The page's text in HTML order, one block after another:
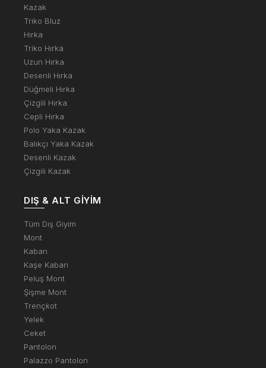
Kazak
Triko Bluz
Hırka
Triko Hırka
Uzun Hırka
Desenli Hırka
Düğmeli Hırka
Çizgili Hırka
Cepli Hırka
Polo Yaka Kazak
Balıkçı Yaka Kazak
Desenli Kazak
Çizgili Kazak
DIŞ & ALT GIYIM
Tüm Dış Giyim
Mont
Kaban
Kaşe Kaban
Peluş Mont
Şişme Mont
Trençkot
Yelek
Ceket
Pantolon
Palazzo Pantolon